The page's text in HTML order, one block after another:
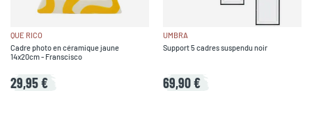
QUE RICO
Cadre photo en céramique jaune
14x20cm - Franscisco
29,95 €
UMBRA
Support 5 cadres suspendu noir
69,90 €